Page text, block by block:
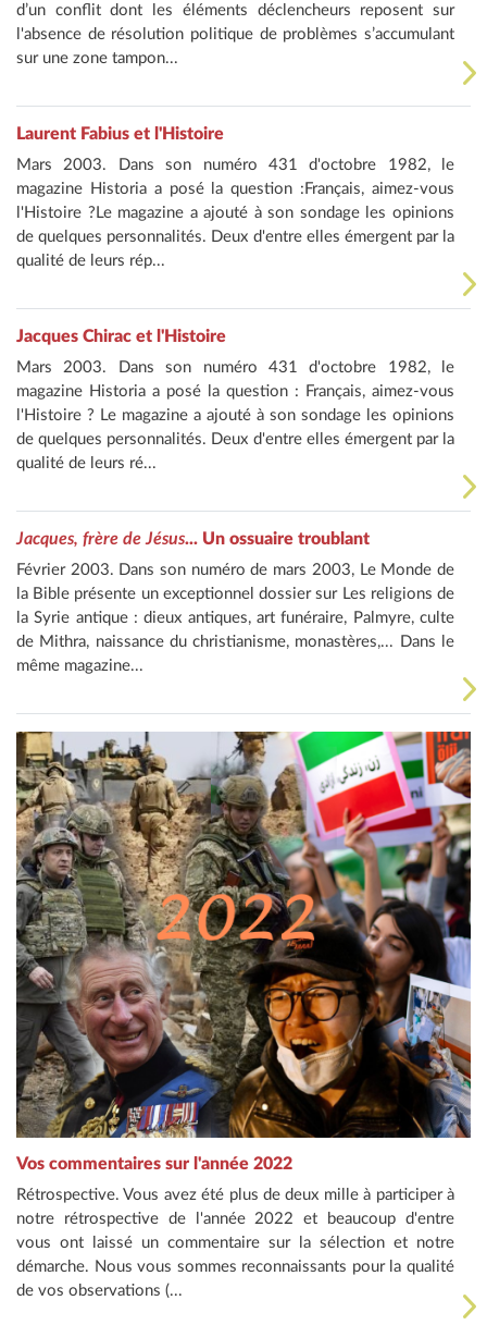
d’un conflit dont les éléments déclencheurs reposent sur
l'absence de résolution politique de problèmes s’accumulant
sur une zone tampon...
Laurent Fabius et l'Histoire
Mars 2003. Dans son numéro 431 d'octobre 1982, le
magazine Historia a posé la question :Français, aimez-vous
l'Histoire ?Le magazine a ajouté à son sondage les opinions
de quelques personnalités. Deux d'entre elles émergent par la
qualité de leurs rép...
Jacques Chirac et l'Histoire
Mars 2003. Dans son numéro 431 d'octobre 1982, le
magazine Historia a posé la question : Français, aimez-vous
l'Histoire ? Le magazine a ajouté à son sondage les opinions
de quelques personnalités. Deux d'entre elles émergent par la
qualité de leurs ré...
Jacques, frère de Jésus... Un ossuaire troublant
Février 2003. Dans son numéro de mars 2003, Le Monde de
la Bible présente un exceptionnel dossier sur Les religions de
la Syrie antique : dieux antiques, art funéraire, Palmyre, culte
de Mithra, naissance du christianisme, monastères,... Dans le
même magazine...
Vos commentaires sur l'année 2022
Rétrospective. Vous avez été plus de deux mille à participer à
notre rétrospective de l'année 2022 et beaucoup d'entre
vous ont laissé un commentaire sur la sélection et notre
démarche. Nous vous sommes reconnaissants pour la qualité
de vos observations (...